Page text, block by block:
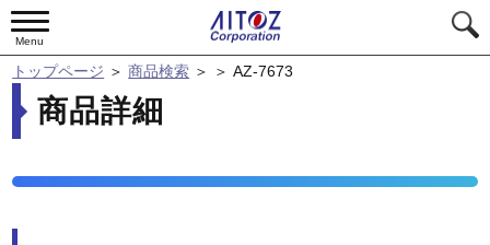
Menu
トップページ ＞商品検索 ＞ ＞AZ-7673
商品詳細